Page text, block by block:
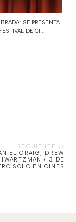
SE PRESENTA
DE CI...
CRAIG, DREW
/ 3 DE
SOLO EN CINES